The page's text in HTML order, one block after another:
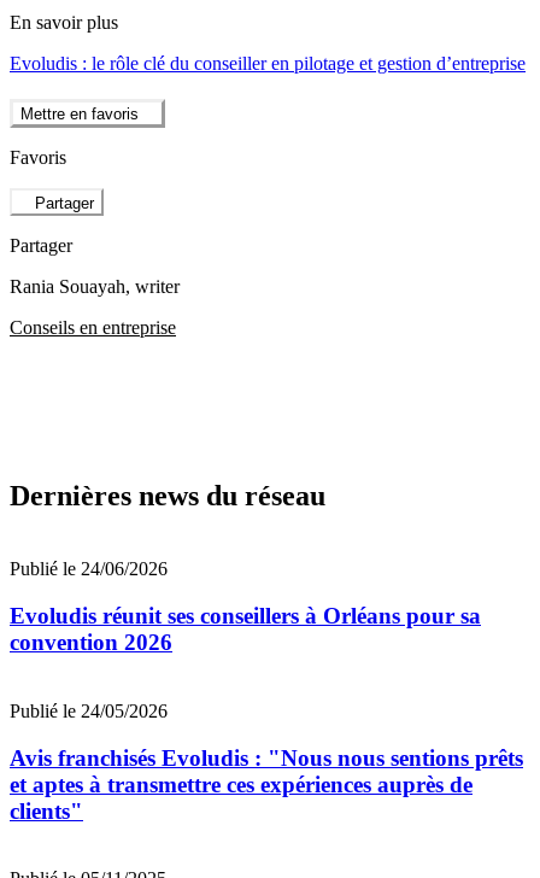
En savoir plus
Evoludis : le rôle clé du conseiller en pilotage et gestion d’entreprise
Mettre en favoris
Favoris
Partager
Partager
Rania Souayah, writer
Conseils en entreprise
Dernières news du réseau
Publié le 24/06/2026
Evoludis réunit ses conseillers à Orléans pour sa
convention 2026
Publié le 24/05/2026
Avis franchisés Evoludis : "Nous nous sentions prêts
et aptes à transmettre ces expériences auprès de
clients"